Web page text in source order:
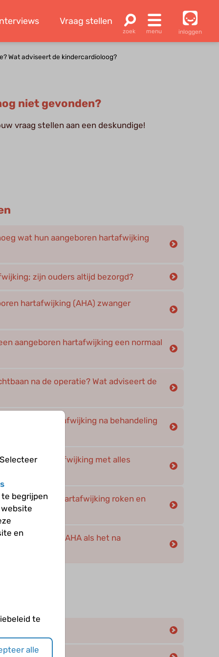
Vraag stellen
inloggen
Wat adviseert de kindercardioloog?
niet gevonden?
vraag stellen aan een deskundige!
wat hun aangeboren hartafwijking
zijn ouders altijd bezorgd?
hartafwijking (AHA) zwanger
aangeboren hartafwijking een normaal
na de operatie? Wat adviseert de
hartafwijking na behandeling
hartafwijking met alles
aangeboren hartafwijking roken en
een kind met AHA als het na
begrijpen
en
te
alle